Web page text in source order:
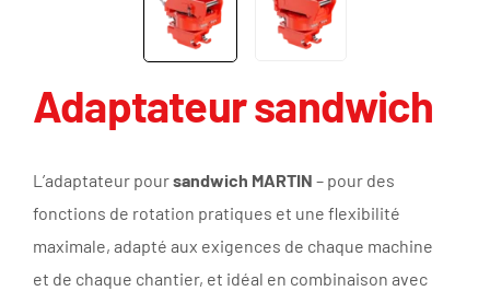
Adaptateur sandwich
L’adaptateur poursandwich MARTIN – pour des
fonctions de rotation pratiques et une flexibilité
maximale, adapté aux exigences de chaque machine
et de chaque chantier, et idéal en combinaison avec